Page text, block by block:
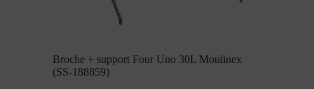
Broche + support Four Uno 30L Moulinex
(SS-188859)